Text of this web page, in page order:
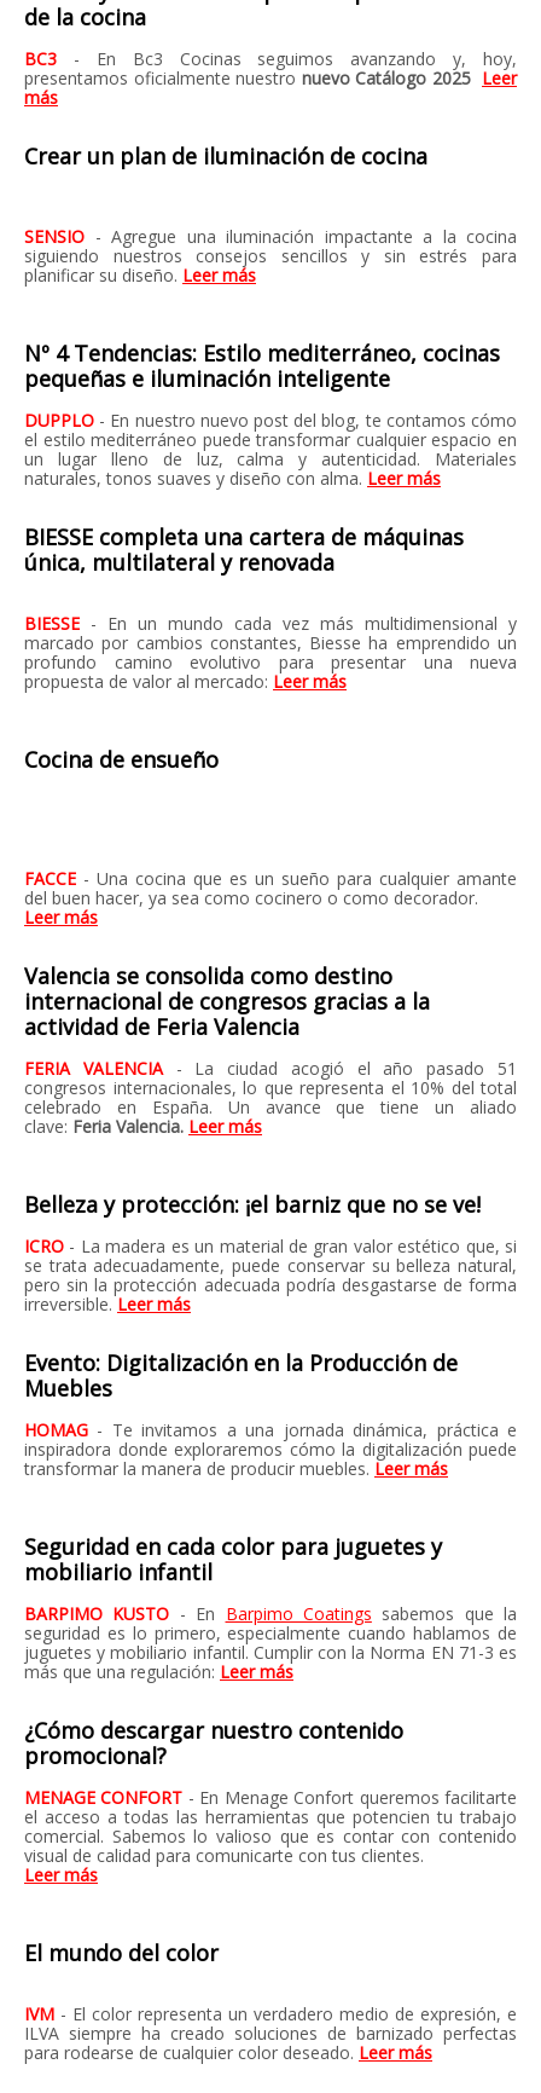
de la cocina
BC3 - En Bc3 Cocinas seguimos avanzando y, hoy,
presentamos oficialmente nuestro nuevo Catálogo 2025 Leer
más
Crear un plan de iluminación de cocina
SENSIO - Agregue una iluminación impactante a la cocina
siguiendo nuestros consejos sencillos y sin estrés para
planificar su diseño. Leer más
Nº 4 Tendencias: Estilo mediterráneo, cocinas
pequeñas e iluminación inteligente
DUPPLO - En nuestro nuevo post del blog, te contamos cómo
el estilo mediterráneo puede transformar cualquier espacio en
un lugar lleno de luz, calma y autenticidad. Materiales
naturales, tonos suaves y diseño con alma. Leer más
BIESSE completa una cartera de máquinas
única, multilateral y renovada
BIESSE - En un mundo cada vez más multidimensional y
marcado por cambios constantes, Biesse ha emprendido un
profundo camino evolutivo para presentar una nueva
propuesta de valor al mercado: Leer más
Cocina de ensueño
FACCE - Una cocina que es un sueño para cualquier amante
del buen hacer, ya sea como cocinero o como decorador.
Leer más
Valencia se consolida como destino
internacional de congresos gracias a la
actividad de Feria Valencia
FERIA VALENCIA - La ciudad acogió el año pasado 51
congresos internacionales, lo que representa el 10% del total
celebrado en España. Un avance que tiene un aliado
clave: Feria Valencia. Leer más
Belleza y protección: ¡el barniz que no se ve!
ICRO - La madera es un material de gran valor estético que, si
se trata adecuadamente, puede conservar su belleza natural,
pero sin la protección adecuada podría desgastarse de forma
irreversible.Leer más
Evento: Digitalización en la Producción de
Muebles
HOMAG - Te invitamos a una jornada dinámica, práctica e
inspiradora donde exploraremos cómo la digitalización puede
transformar la manera de producir muebles. Leer más
Seguridad en cada color para juguetes y
mobiliario infantil
BARPIMO KUSTO - En Barpimo Coatings sabemos que la
seguridad es lo primero, especialmente cuando hablamos de
juguetes y mobiliario infantil. Cumplir con la Norma EN 71-3 es
más que una regulación: Leer más
¿Cómo descargar nuestro contenido
promocional?
MENAGE CONFORT - En Menage Confort queremos facilitarte
el acceso a todas las herramientas que potencien tu trabajo
comercial. Sabemos lo valioso que es contar con contenido
visual de calidad para comunicarte con tus clientes.
Leer más
El mundo del color
IVM - El color representa un verdadero medio de expresión, e
ILVA siempre ha creado soluciones de barnizado perfectas
para rodearse de cualquier color deseado. Leer más